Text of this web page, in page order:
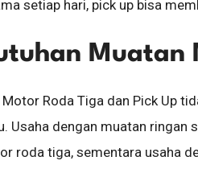
setiap hari, pick up bisa
Muatan
Roda Tiga dan Pick Up
Usaha dengan muatan
roda tiga, sementara usaha